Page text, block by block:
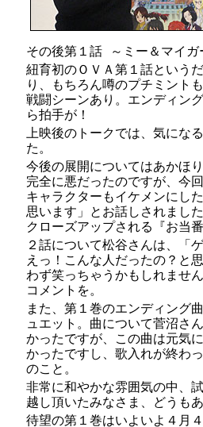
その後第１話 ～ミー＆マイ
紐育初のＯＶＡ第１話という
り、もちろん噂のプチミント
戦闘シーンあり。エンディン
ら拍手が！
上映後のトークでは、気にな
た。
今後の展開についてはあかほ
完全に悪だったのですが、今
キャラクターもイケメンにし
思います」とお話しされまし
クローズアップされる『お当
２話について松谷さんは、「
えっ！こんな人だったの？と
わず笑っちゃうかもしれませ
コメントを。
また、第１巻のエンディング
ュエット。曲について菅沼さ
かったですが、この曲は元気
かったですし、歌入れが終わ
のこと。
非常に和やかな雰囲気の中、
越し頂いたみなさま、どうも
待望の第１巻はいよいよ４月